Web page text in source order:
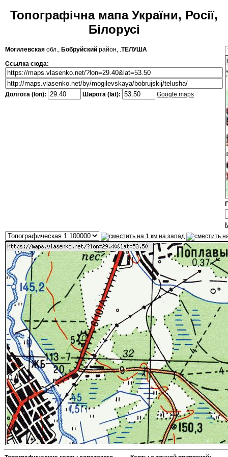
Топографічна мапа України, Росії,
Білорусі
Могилевская обл., Бобруйский район, .ТЕЛУША
Ссылка сюда:
Долгота (lon): Широта (lat): Google maps